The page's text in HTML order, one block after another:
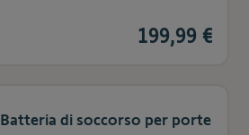
199,99 €
Batteria di soccorso per porte